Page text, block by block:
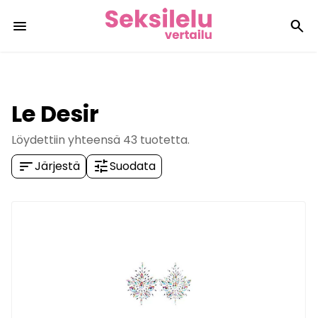
menu search
Le Desir
Löydettiin yhteensä 43 tuotetta.
sortJärjestä tuneSuodata